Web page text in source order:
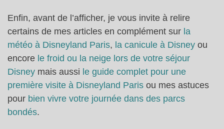
Enfin, avant de l’afficher, je vous invite à relire
certains de mes articles en complément sur la
météo à Disneyland Paris, la canicule à Disney ou
encore le froid ou la neige lors de votre séjour
Disney mais aussi le guide complet pour une
première visite à Disneyland Paris ou mes astuces
pour bien vivre votre journée dans des parcs
bondés.